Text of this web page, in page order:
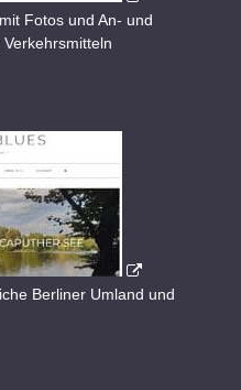
Fotos und An- und
Berliner Umland und